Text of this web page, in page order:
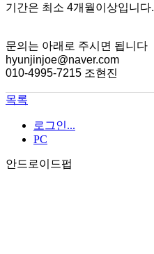
기간은 최소 4개월이상입니다.
문의는 아래로 주시면 됩니다
hyunjinjoe@naver.com
010-4995-7215 조현진
목록
로그인...
PC
안드로이드펍